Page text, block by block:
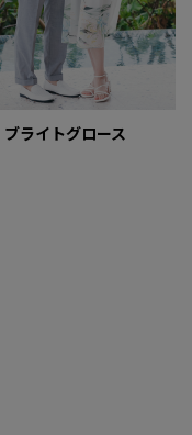
ブライトグロース